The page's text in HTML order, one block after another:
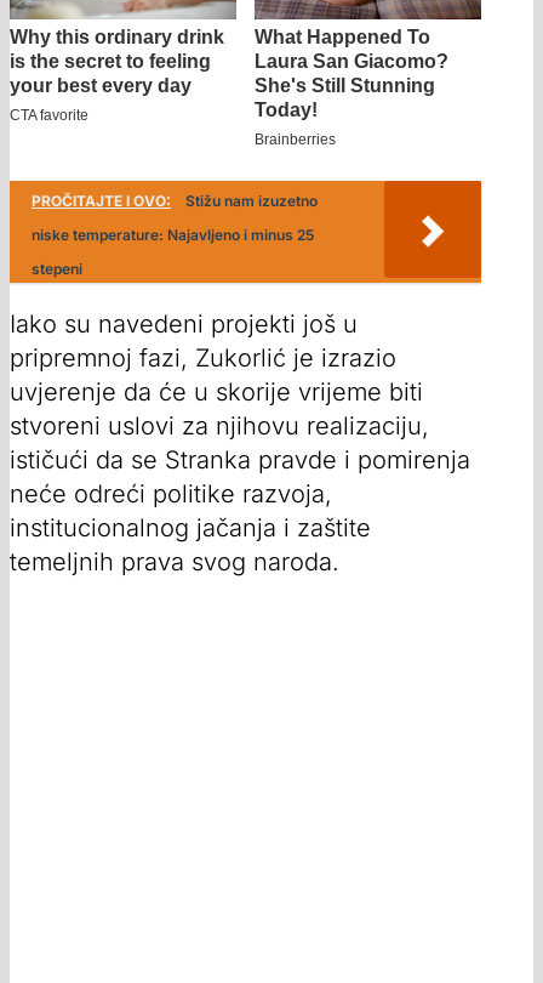
PROČITAJTE I OVO:
Stižu nam izuzetno
niske temperature: Najavljeno i minus 25
stepeni
Iako su navedeni projekti još u
pripremnoj fazi, Zukorlić je izrazio
uvjerenje da će u skorije vrijeme biti
stvoreni uslovi za njihovu realizaciju,
ističući da se Stranka pravde i pomirenja
neće odreći politike razvoja,
institucionalnog jačanja i zaštite
temeljnih prava svog naroda.